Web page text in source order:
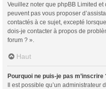
Veuillez noter que phpBB Limited
peuvent pas vous proposer
contactés à ce sujet, excepté
dois-je contacter à propos de
forum ? ».
Haut
Pourquoi ne puis-je pas m’inscrire
Il est possible qu’un administrateur